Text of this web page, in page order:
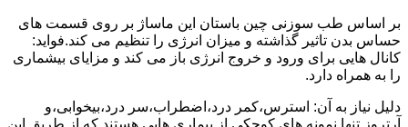
بر اساس طب سوزنی چین باستان این ماساژ بر روی قسمت های
حساس بدن تاثیر گذاشته و میزان انرژی را تنظیم می کند.فواید:
کانال هایی برای ورود و خروج انرژی باز می کند و مزایای بیشماری
را به همراه دارد.
دلیل نیاز به آن: استرس،کمر درد،اضطراب،سر درد،بیخوابی،و
آرتروز تنها نمونه های کوچکی از بیماری هایی هستند که از طریق این